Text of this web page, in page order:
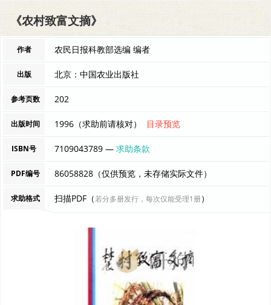
《农村致富文摘》
作者 农民日报科教部选编 编者
出版 北京：中国农业出版社
参考页数 202
出版时间 1996（求助前请核对） 目录预览
ISBN号 7109043789 —求助条款
PDF编号 86058828（仅供预览，未存储实际文件）
求助格式 扫描PDF（若分多册发行，每次仅能受理1册）